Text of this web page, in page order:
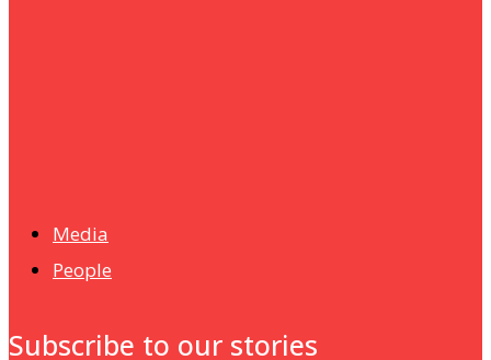
Media
People
Subscribe to our stories